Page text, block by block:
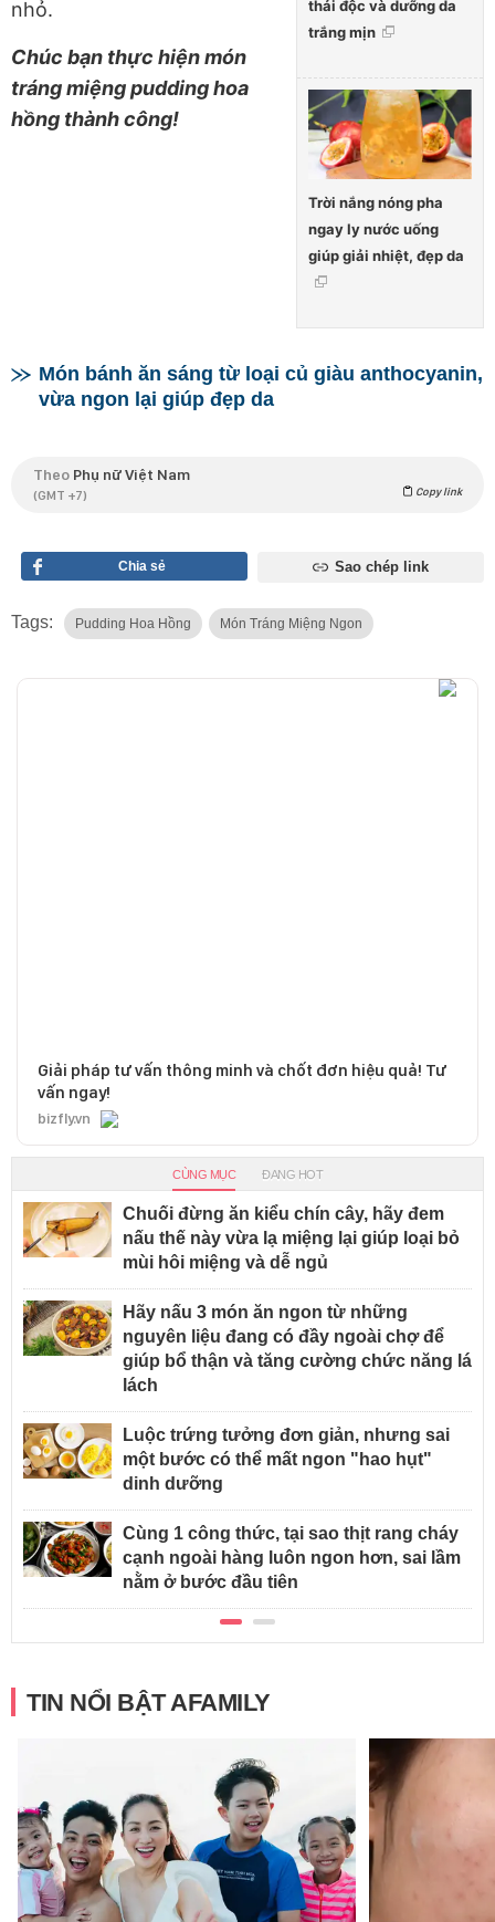
thải độc và dưỡng da
trắng mịn
Trời nắng nóng pha
ngay ly nước uống
giúp giải nhiệt, đẹp da
nhỏ.
Chúc bạn thực hiện món
tráng miệng pudding hoa
hồng thành công!
Món bánh ăn sáng từ loại củ giàu anthocyanin,
vừa ngon lại giúp đẹp da
Theo Phụ nữ Việt Nam
(GMT +7) Copy link
Chia sẻ Sao chép link
Tags: Pudding Hoa Hồng Món Tráng Miệng Ngon
Giải pháp tư vấn thông minh và chốt đơn hiệu quả! Tư
vấn ngay!
bizfly.vn
CÙNG MỤC ĐANG HOT
Chuối đừng ăn kiểu chín cây, hãy đem
nấu thế này vừa lạ miệng lại giúp loại bỏ
mùi hôi miệng và dễ ngủ
Hãy nấu 3 món ăn ngon từ những
nguyên liệu đang có đầy ngoài chợ để
giúp bổ thận và tăng cường chức năng lá
lách
Luộc trứng tưởng đơn giản, nhưng sai
một bước có thể mất ngon "hao hụt"
dinh dưỡng
Cùng 1 công thức, tại sao thịt rang cháy
cạnh ngoài hàng luôn ngon hơn, sai lầm
nằm ở bước đầu tiên
TIN NỔI BẬT AFAMILY